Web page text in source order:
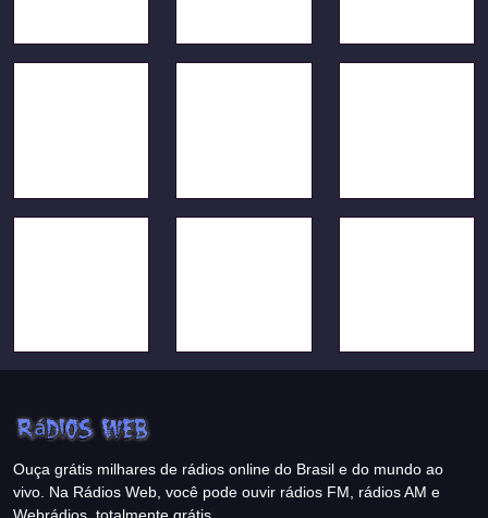
Ouça grátis milhares de rádios online do Brasil e do mundo ao
vivo. Na Rádios Web, você pode ouvir rádios FM, rádios AM e